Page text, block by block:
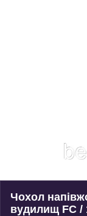
Чохол
вудилищ FC /